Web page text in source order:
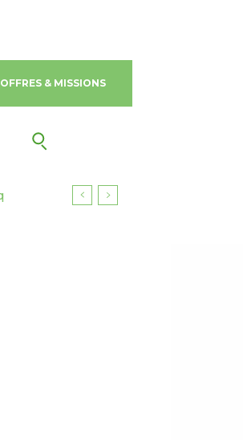
OFFRES & MISSIONS